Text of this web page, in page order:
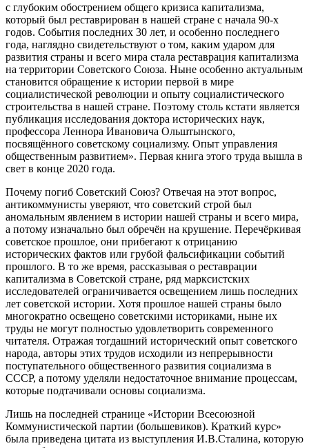
с глубоким обострением общего кризиса капитализма,
который был реставрирован в нашей стране с начала 90-х
годов. События последних 30 лет, и особенно последнего
года, наглядно свидетельствуют о том, каким ударом для
развития страны и всего мира стала реставрация капитализма
на территории Советского Союза. Ныне особенно актуальным
становится обращение к истории первой в мире
социалистической революции и опыту социалистического
строительства в нашей стране. Поэтому столь кстати является
публикация исследования доктора исторических наук,
профессора Леннора Ивановича Ольштынского,
посвящённого советскому социализму. Опыт управления
общественным развитием». Первая книга этого труда вышла в
свет в конце 2020 года.
Почему погиб Советский Союз? Отвечая на этот вопрос,
антикоммунисты уверяют, что советский строй был
аномальным явлением в истории нашей страны и всего мира,
а потому изначально был обречён на крушение. Перечёркивая
советское прошлое, они прибегают к отрицанию
исторических фактов или грубой фальсификации событий
прошлого. В то же время, рассказывая о реставрации
капитализма в Советской стране, ряд марксистских
исследователей ограничивается освещением лишь последних
лет советской истории. Хотя прошлое нашей страны было
многократно освещено советскими историками, ныне их
труды не могут полностью удовлетворить современного
читателя. Отражая тогдашний исторический опыт советского
народа, авторы этих трудов исходили из непрерывности
поступательного общественного развития социализма в
СССР, а потому уделяли недостаточное внимание процессам,
которые подтачивали основы социализма.
Лишь на последней странице «Истории Всесоюзной
Коммунистической партии (большевиков). Краткий курс»
была приведена цитата из выступления И.В.Сталина, которую